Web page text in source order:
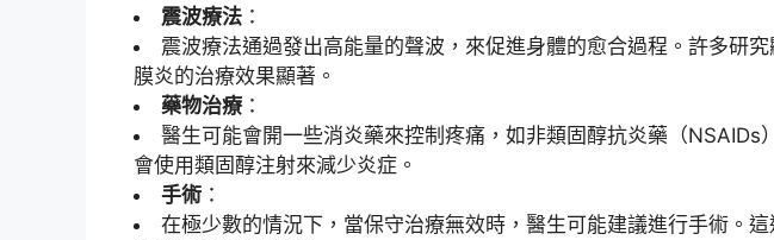
震波療法 ：
震波療法通過發出高能量的聲波，來促進身體的愈合過程。許多研
膜炎的治療效果顯著。
藥物治療：
醫生可能會開一些消炎藥來控制疼痛，如非類固醇抗炎藥（NSAIDs
會使用類固醇注射來減少炎症。
手術 ：
在極少數的情況下，當保守治療無效時，醫生可能建議進行手術。